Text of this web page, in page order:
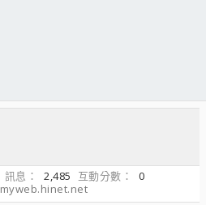
訊息 2,485 互動分數
0
myweb.hinet.net